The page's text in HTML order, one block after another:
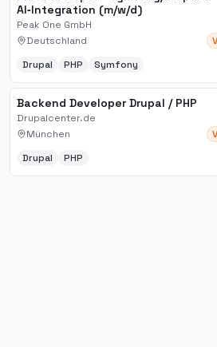
AI‑Integration (m/w/d)
Peak One GmbH
Deutschland
Drupal PHP Symfony
Backend Developer Drupal / PHP
Drupalcenter.de
München
Drupal PHP